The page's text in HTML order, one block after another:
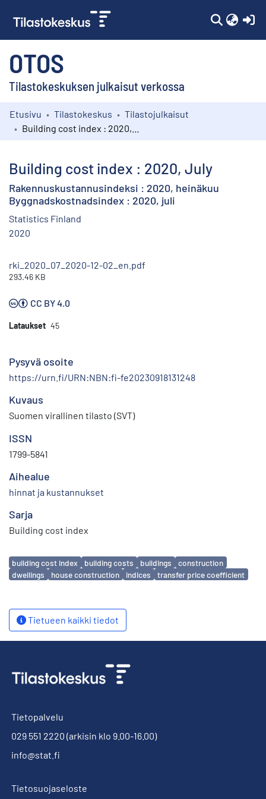
OTOS
Tilastokeskuksen julkaisut verkossa
Kokoelmat
Etusivu Tilastokeskus
Tilastojulkaisut
Building cost index : 2020, July
Rakennuskustannusindeksi : 2020, heinäkuu
Byggnadskostnadsindex : 2020, juli
Statistics Finland
2020
rki_2020_07_2020-12-02_en.pdf
293.46 KB
CC BY 4.0
Lataukset 45
Pysyvä osoite
https://urn.fi/URN:NBN:fi-fe20230918131248
Kuvaus
Suomen virallinen tilasto (SVT)
ISSN
1799-5841
Aihealue
hinnat ja kustannukset
Sarja
Building cost index
Avainsanat
building cost index building costs buildings
construction
dwellings
house construction indices transfer price coefficient
Tietueen kaikki tiedot
Tietopalvelu
029 551 2220 (arkisin klo 9.00-16.00)
info@stat.fi
Tietosuojaseloste